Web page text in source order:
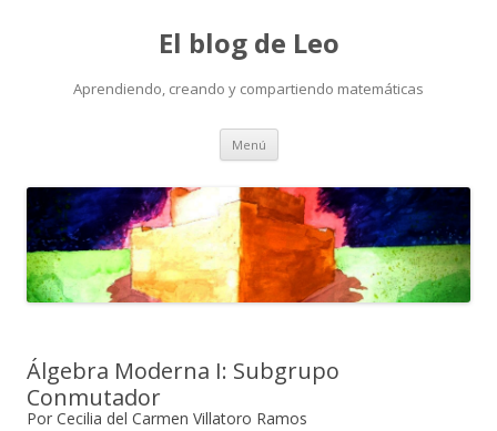
El blog de Leo
Aprendiendo, creando y compartiendo matemáticas
Menú Saltar
contenido
Álgebra Moderna I: Subgrupo
Conmutador
Por Cecilia del Carmen Villatoro Ramos